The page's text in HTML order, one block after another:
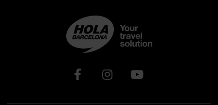
Xarxes socials